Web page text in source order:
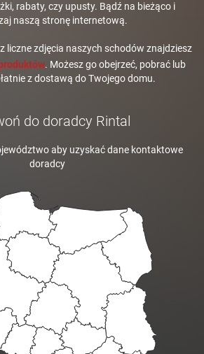
rabaty, czy upusty. Bądź na bieżąco i
naszą stronę internetową.
liczne zdjęcia naszych schodów znajdziesz
. Możesz go obejrzeć, pobrać lub
z dostawą do Twojego domu.
do doradcy Rintal
aby uzyskać dane kontaktowe
doradcy